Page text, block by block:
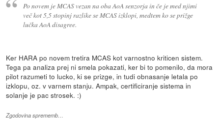
Po novem je MCAS vezan na oba AoA senzorja in če je med njimi
več kot 5,5 stopinj razlike se MCAS izklopi, medtem ko se prižge
lučka AoA disagree.
Ker HARA po novem tretira MCAS kot varnostno kriticen sistem.
Tega pa analiza prej ni smela pokazati, ker bi to pomenilo, da mora
pilot razumeti to lucko, ki se prizge, in tudi obnasanje letala po
izklopu, oz. v varnem stanju. Ampak, certificiranje sistema in
solanje je pac strosek. :)
Zgodovina sprememb…